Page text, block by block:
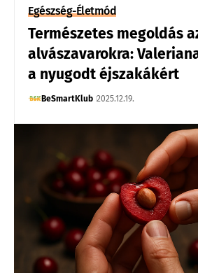
Egészség-Életmód
Természetes megoldás
alvászavarokra:
a nyugodt éjszakákért
BeSmartKlub 2025.12.19.